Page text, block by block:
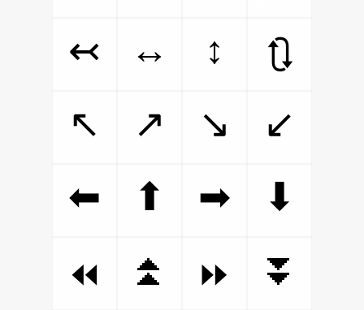
↢
↔ ↕
🔃
↖
↗ ↘
↙
⬅
⬆ ➡
⬇
⏪
⏫ ⏩
⏬